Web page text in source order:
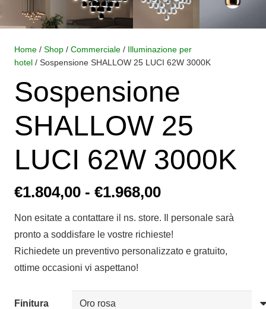
Home / Shop / Commerciale / Illuminazione per
hotel / Sospensione SHALLOW 25 LUCI 62W 3000K
Sospensione
SHALLOW 25
LUCI 62W 3000K
€1.804,00 - €1.968,00Fascia
prezzo:
da
€1.804,00
€1.968,00
Non esitate a contattare il ns. store. Il personale sarà
pronto a soddisfare le vostre richieste!
Richiedete un preventivo personalizzato e gratuito,
ottime occasioni vi aspettano!
Finitura